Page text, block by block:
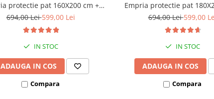
protectie pat 160X200 cm +
bara stabilizatoare
694,00 Lei599,00 Lei
IN STOC
ADAUGA IN COS
Compara
Empria protectie pat
bara stabilizatoare
694,00 Lei599,00
IN STOC
ADAUGA IN COS
Compara